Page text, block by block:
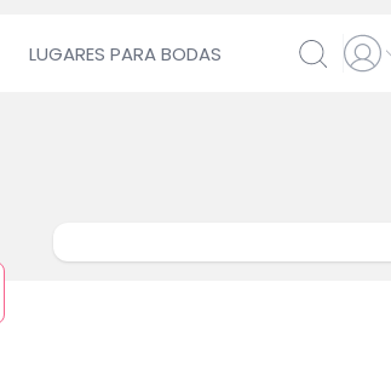
LUGARES PARA BODAS